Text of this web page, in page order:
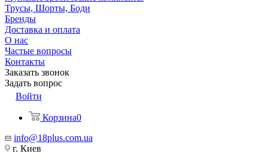
Трусы, Шорты, Боди
Бренды
Доставка и оплата
О нас
Частые вопросы
Контакты
Заказать звонок
Задать вопрос
Войти
Корзина0
info@18plus.com.ua
г. Киев